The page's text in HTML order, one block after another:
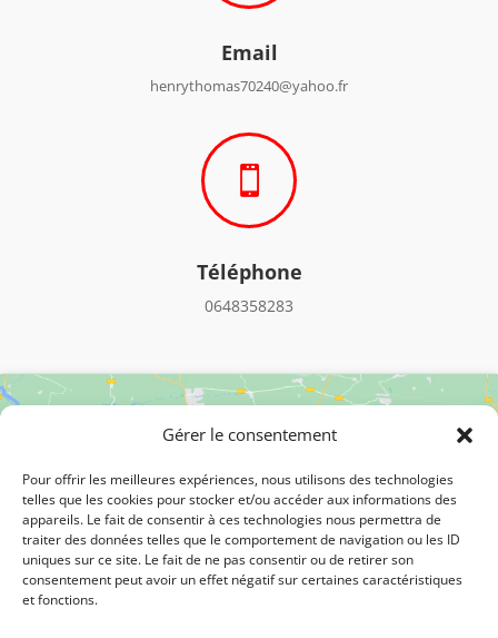
Gérer le consentement
Pour offrir les meilleures expériences, nous utilisons des technologies
telles que les cookies pour stocker et/ou accéder aux informations des
appareils. Le fait de consentir à ces technologies nous permettra de
traiter des données telles que le comportement de navigation ou les ID
uniques sur ce site. Le fait de ne pas consentir ou de retirer son
consentement peut avoir un effet négatif sur certaines caractéristiques
et fonctions.
Email
henrythomas70240@yahoo.fr

Téléphone
0648358283
Cliquez pour accepter les cookies
marketing et activer ce contenu